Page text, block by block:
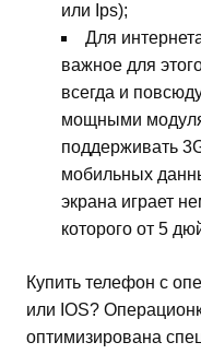
или Ips);
Для
важное для
всегда и
мощными
поддерживать
мобильных
экрана играет
которого от 5
Купить телефон с
или IOS?
оптимизирована